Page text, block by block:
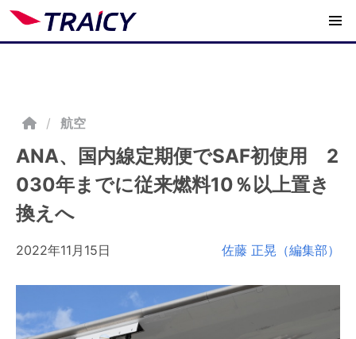
/ 航空
ANA、国内線定期便でSAF初使用 2
030年までに従来燃料10％以上置き
換えへ
2022年11月15日 佐藤 正晃（編集部）